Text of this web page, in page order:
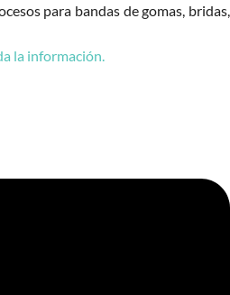
para bandas de gomas, bridas,
la información.